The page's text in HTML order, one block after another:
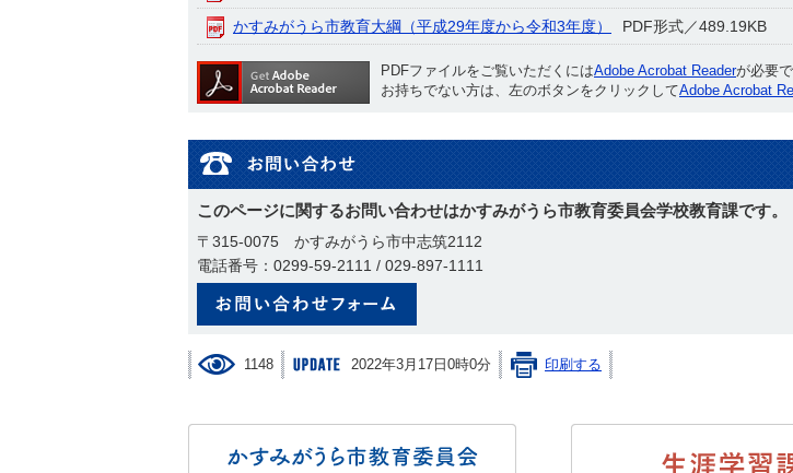
かすみがうら市教育大綱（平成29年度から令和3年度） PDF形式／489.19KB
PDFファイルをご覧いただくにはAdobe Acrobat Readerが必要で
お持ちでない方は、左のボタンをクリックしてAdobe Acrobat
このページに関するお問い合わせはかすみがうら市教育委員会学校教育課です。
〒315-0075 かすみがうら市中志筑2112
電話番号：0299-59-2111 / 029-897-1111
1148 2022年3月17日0時0分 印刷する